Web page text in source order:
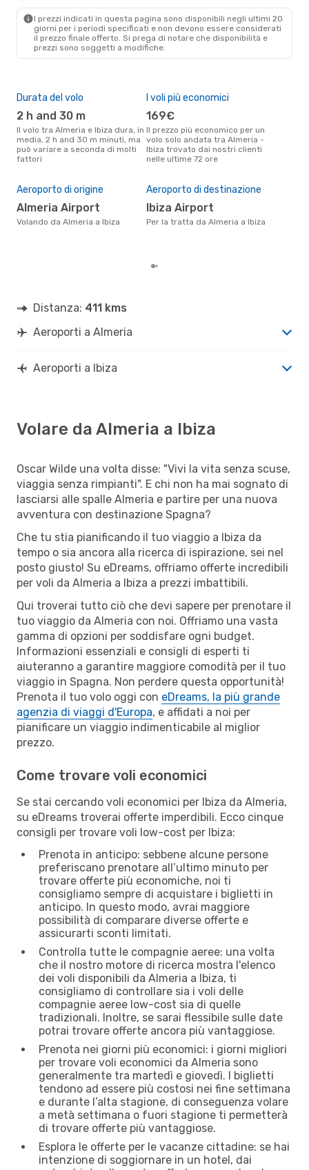
I prezzi indicati in questa pagina sono disponibili negli ultimi 20
giorni per i periodi specificati e non devono essere considerati
il ​​prezzo finale offerto. Si prega di notare che disponibilità e
prezzi sono soggetti a modifiche.
Durata del volo
2 h and 30 m
Il volo tra Almeria e Ibiza dura, in
media, 2 h and 30 m minuti, ma
può variare a seconda di molti
fattori
I voli più economici
169€
Il prezzo più economico per un
volo solo andata tra Almeria -
Ibiza trovato dai nostri clienti
nelle ultime 72 ore
Aeroporto di origine
Almeria Airport
Volando da Almeria a Ibiza
Aeroporto di destinazione
Ibiza Airport
Per la tratta da Almeria a Ibiza
Distanza: 411 kms
Aeroporti a Almeria
Aeroporti a Ibiza
Volare da Almeria a Ibiza
Oscar Wilde una volta disse: "Vivi la vita senza scuse,
viaggia senza rimpianti". E chi non ha mai sognato di
lasciarsi alle spalle Almeria e partire per una nuova
avventura con destinazione Spagna?
Che tu stia pianificando il tuo viaggio a Ibiza da
tempo o sia ancora alla ricerca di ispirazione, sei nel
posto giusto! Su eDreams, offriamo offerte incredibili
per voli da Almeria a Ibiza a prezzi imbattibili.
Qui troverai tutto ciò che devi sapere per prenotare il
tuo viaggio da Almeria con noi. Offriamo una vasta
gamma di opzioni per soddisfare ogni budget.
Informazioni essenziali e consigli di esperti ti
aiuteranno a garantire maggiore comodità per il tuo
viaggio in Spagna. Non perdere questa opportunità!
Prenota il tuo volo oggi con eDreams, la più grande
agenzia di viaggi d'Europa, e affidati a noi per
pianificare un viaggio indimenticabile al miglior
prezzo.
Come trovare voli economici
Se stai cercando voli economici per Ibiza da Almeria,
su eDreams troverai offerte imperdibili. Ecco cinque
consigli per trovare voli low-cost per Ibiza:
Prenota in anticipo: sebbene alcune persone
preferiscano prenotare all’ultimo minuto per
trovare offerte più economiche, noi ti
consigliamo sempre di acquistare i biglietti in
anticipo. In questo modo, avrai maggiore
possibilità di comparare diverse offerte e
assicurarti sconti limitati.
Controlla tutte le compagnie aeree: una volta
che il nostro motore di ricerca mostra l'elenco
dei voli disponibili da Almeria a Ibiza, ti
consigliamo di controllare sia i voli delle
compagnie aeree low-cost sia di quelle
tradizionali. Inoltre, se sarai flessibile sulle date
potrai trovare offerte ancora più vantaggiose.
Prenota nei giorni più economici: i giorni migliori
per trovare voli economici da Almeria sono
generalmente tra martedì e giovedì. I biglietti
tendono ad essere più costosi nei fine settimana
e durante l’alta stagione, di conseguenza volare
a metà settimana o fuori stagione ti permetterà
di trovare offerte più vantaggiose.
Esplora le offerte per le vacanze cittadine: se hai
intenzione di soggiornare in un hotel, dai